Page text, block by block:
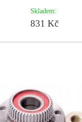
Skladem:
831 Kč